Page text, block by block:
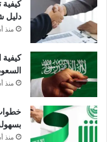
دليل
منذ
منذ
منذ